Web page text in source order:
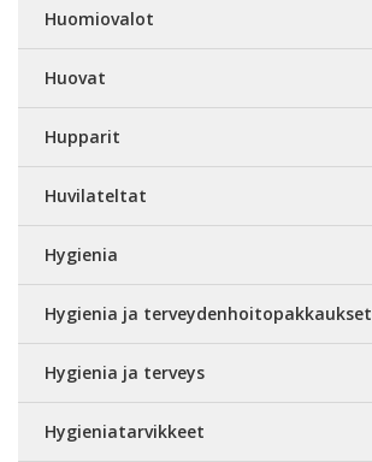
Huomiovalot
Huovat
Hupparit
Huvilateltat
Hygienia
Hygienia ja terveydenhoitopakkaukset
Hygienia ja terveys
Hygieniatarvikkeet